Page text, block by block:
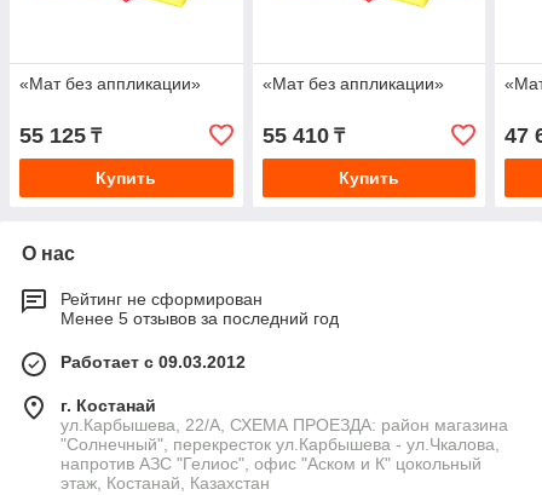
«Мат без аппликации»
55 125 ₸
Купить
«Мат без аппликации»
55 410₸
Купить
47
О нас
Рейтинг не сформирован
Менее 5 отзывов за последний год
Работает с 09.03.2012
г. Костанай
ул.Карбышева, 22/А, СХЕМА ПРОЕЗДА: район магазина
"Солнечный", перекресток ул.Карбышева - ул.Чкалова,
напротив АЗС "Гелиос", офис "Аском и К" цокольный
этаж, Костанай, Казахстан